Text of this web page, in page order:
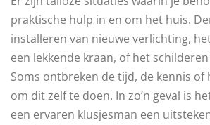
praktische hulp in en om het huis.
installeren van nieuwe verlichting,
een lekkende kraan, of het
Soms ontbreken de tijd, de kennis of
om dit zelf te doen. In zo’n geval is
een ervaren klusjesman een